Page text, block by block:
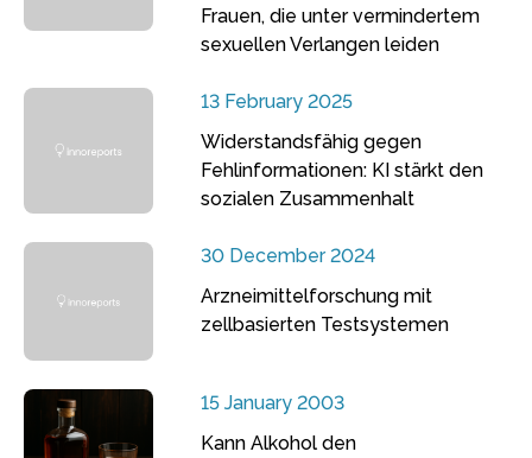
Frauen, die unter vermindertem
sexuellen Verlangen leiden
13 February 2025
Widerstandsfähig gegen
Fehlinformationen: KI stärkt den
sozialen Zusammenhalt
30 December 2024
Arzneimittelforschung mit
zellbasierten Testsystemen
15 January 2003
Kann Alkohol den